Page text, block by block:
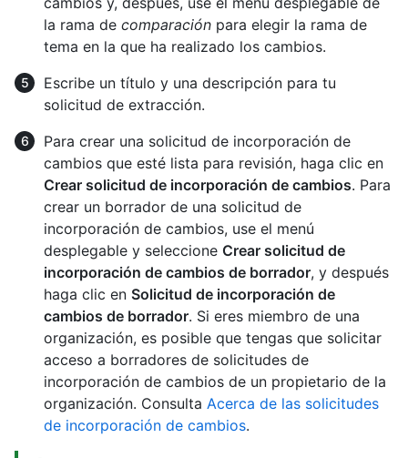
la rama de comparación para elegir la rama de
tema en la que ha realizado los cambios.
Escribe un título y una descripción para tu
solicitud de extracción.
Para crear una solicitud de incorporación de
cambios que esté lista para revisión, haga clic en
Crear solicitud de incorporación de cambios. Para
crear un borrador de una solicitud de
incorporación de cambios, use el menú
desplegable y seleccione Crear solicitud de
incorporación de cambios de borrador, y después
haga clic en Solicitud de incorporación de
cambios de borrador. Si eres miembro de una
organización, es posible que tengas que solicitar
acceso a borradores de solicitudes de
incorporación de cambios de un propietario de la
organización. Consulta Acerca de las solicitudes
de incorporación de cambios.